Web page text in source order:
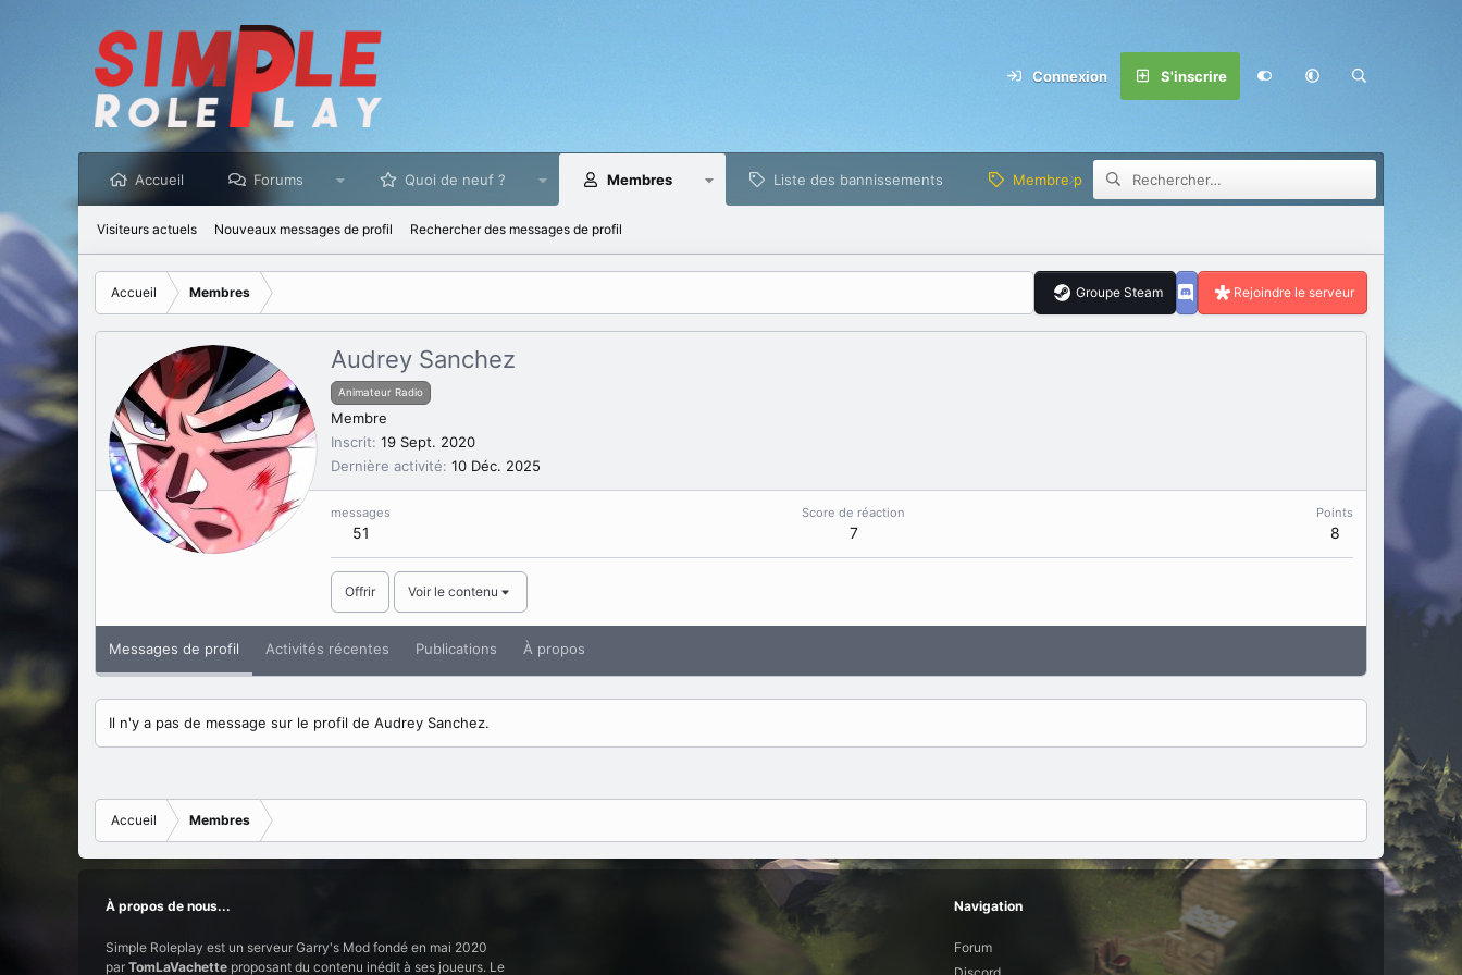
Connexion S'inscrire
Accueil Forums Quoi de neuf ? Membres Liste des bannissements Membre privilège
Visiteurs actuels Nouveaux messages de profil Rechercher des messages de profil
Accueil Membres Groupe Steam Rejoindre le serveur
Audrey Sanchez
Animateur Radio
Membre
Inscrit 19 Sept. 2020
Dernière activité 10 Déc. 2025
messages
51
Score de réaction
7
Points
8
Offrir Voir le contenu
Messages de profil Activités récentes Publications À propos
Il n'y a pas de message sur le profil de Audrey Sanchez.
Accueil Membres
À propos de nous...
Simple Roleplay est un serveur Garry's Mod fondé en mai 2020
par TomLaVachette proposant du contenu inédit à ses joueurs. Le
Navigation
Forum